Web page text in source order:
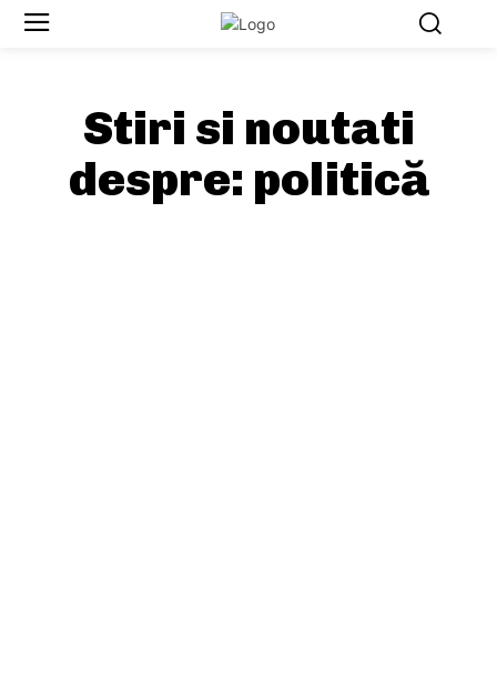
Stiri si noutati
despre: politică